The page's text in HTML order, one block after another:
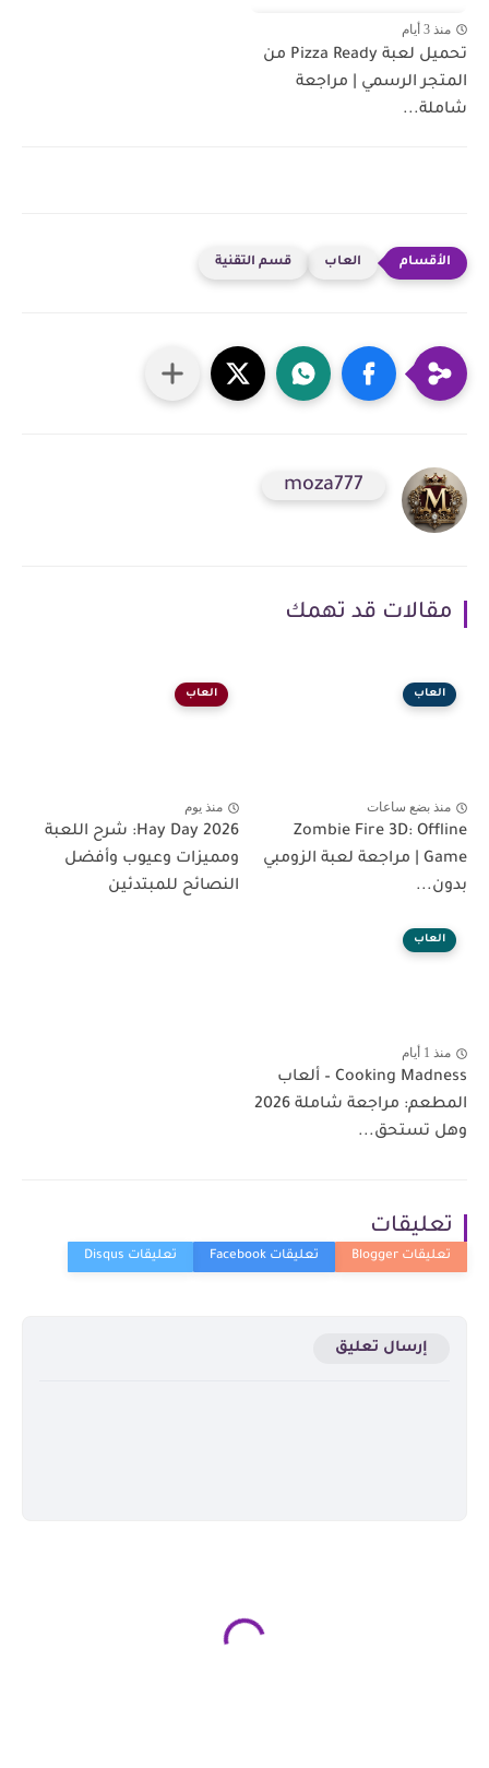
منذ 3 أيام
تحميل لعبة Pizza Ready من
المتجر الرسمي | مراجعة
شاملة...
العاب قسم التقنية
moza777
مقالات قد تهمك
العاب
منذ بضع ساعات
Zombie Fire 3D: Offline
Game | مراجعة لعبة الزومبي
بدون...
العاب
منذ يوم
Hay Day 2026: شرح اللعبة
ومميزات وعيوب وأفضل
النصائح للمبتدئين
العاب
منذ 1 أيام
Cooking Madness – ألعاب
المطعم: مراجعة شاملة 2026
وهل تستحق...
تعليقات
إرسال تعليق